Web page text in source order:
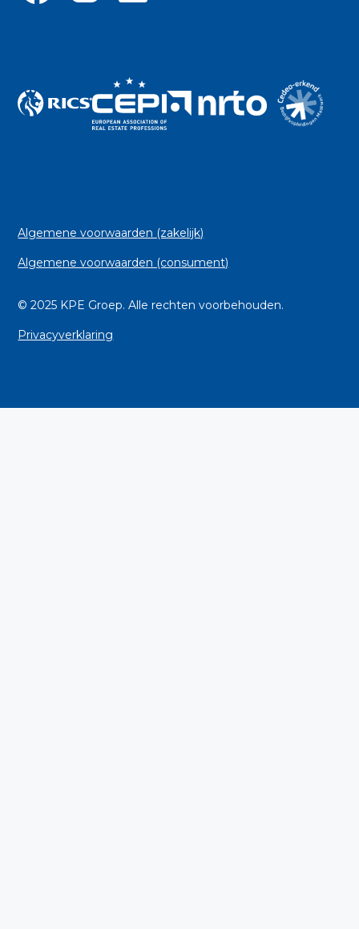
© 2025 KPE Groep. Alle rechten voorbehouden.
Algemene voorwaarden (zakelijk)
Algemene voorwaarden (consument)
Privacyverklaring